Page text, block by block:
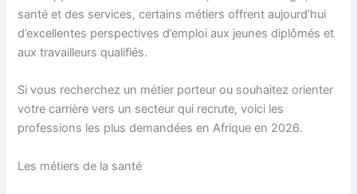
santé et des services, certains métiers offrent aujourd’hui
d’excellentes perspectives d’emploi aux jeunes diplômés et
aux travailleurs qualifiés.
Si vous recherchez un métier porteur ou souhaitez orienter
votre carrière vers un secteur qui recrute, voici les
professions les plus demandées en Afrique en 2026.
Les métiers de la santé